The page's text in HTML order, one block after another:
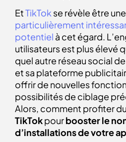
EtTikTok se révèle être une
particulièrement
potentiel à cet égard.
utilisateurs est plus élevé
quel autre réseau social
et sa plateforme
offrir de nouvelles
possibilités de ciblage
Alors, comment profiter
TikTokpourbooster le
d’installations de votre